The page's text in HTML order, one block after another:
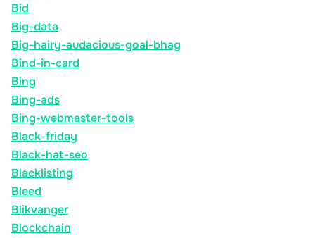
Bid
Big-data
Big-hairy-audacious-goal-bhag
Bind-in-card
Bing
Bing-ads
Bing-webmaster-tools
Black-friday
Black-hat-seo
Blacklisting
Bleed
Blikvanger
Blockchain